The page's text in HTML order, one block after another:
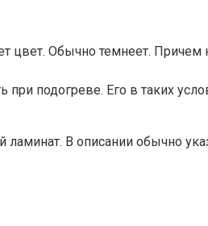
цвет. Обычно темнеет.
подогреве. Его в таких
В описании обычно